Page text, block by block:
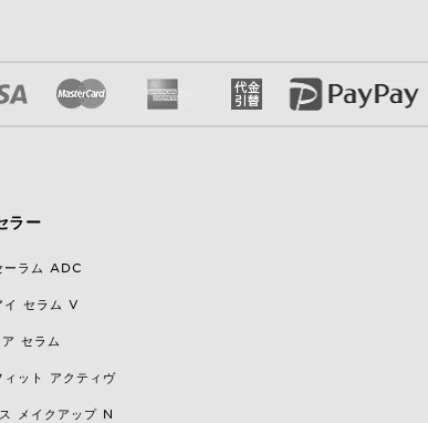
ラー
ーラム ADC
イ セラム V
セラム
ィット アクティヴ
メイクアップ N